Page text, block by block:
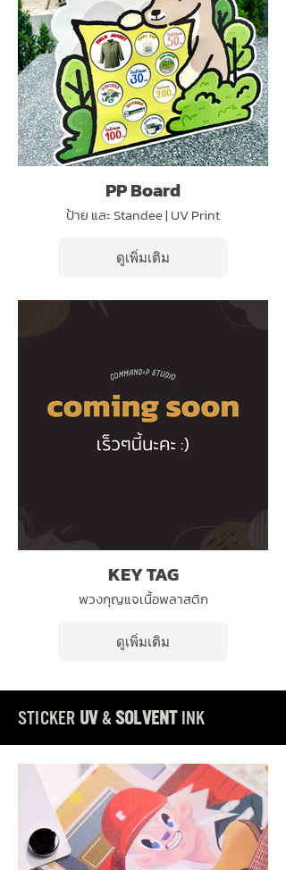
PP Board
ป้าย และ Standee | UV Print
ดูเพิ่มเติม
KEY TAG
พวงกุญแจเนื้อพลาสติก
ดูเพิ่มเติม
STICKER UV&SOLVENTINK